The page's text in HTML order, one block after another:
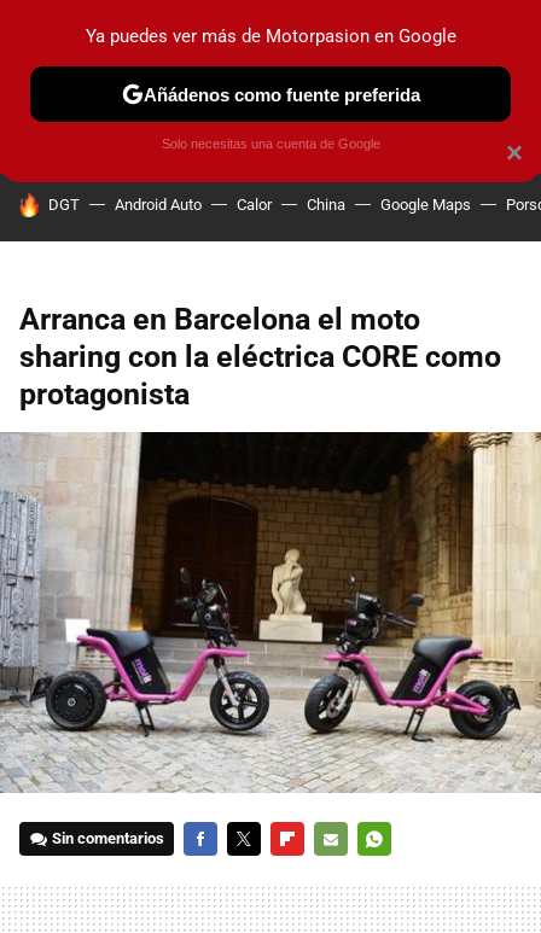
PRUEBAS COCHES ELÉCTRICOS OBSERVATORIO
HOY SE HABLA DE
DGT Android Auto Calor China Google Maps
Arranca en Barcelona el moto
sharing con la eléctrica CORE como
protagonista
Sin comentarios
MAIL
×
Ya puedes ver más de Motorpasion en Google
Añádenos como fuente preferida
Solo necesitas una cuenta de Google